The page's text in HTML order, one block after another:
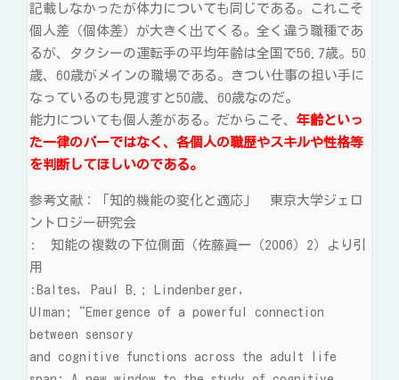
記載しなかったが体力についても同じである。これこそ
個人差（個体差）が大きく出てくる。全く違う職種であ
るが、タクシーの運転手の平均年齢は全国で56.7歳。50
歳、60歳がメインの職場である。きつい仕事の担い手に
なっているのも見渡すと50歳、60歳なのだ。
能力についても個人差がある。だからこそ、 年齢といっ
た一律のバーではなく、各個人の職歴やスキルや性格等
を判断してほしいのである。
参考文献：「知的機能の変化と適応」 東京大学ジェロ
ントロジー研究会
: 知能の複数の下位側面（佐藤眞一（2006）2）より引
用
:Baltes, Paul B.; Lindenberger,
Ulman;“Emergence of a powerful connection
between sensory
and cognitive functions across the adult life